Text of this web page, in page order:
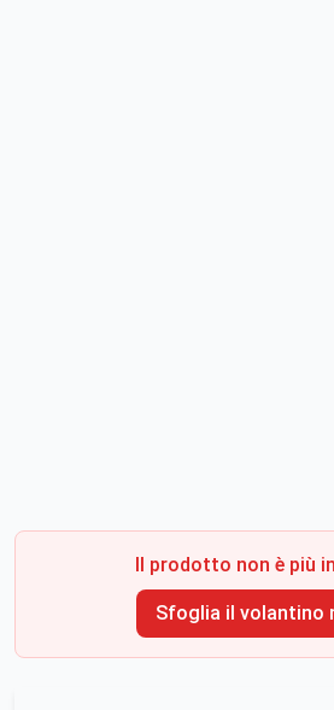
Il prodotto non è più
Sfoglia il volantino